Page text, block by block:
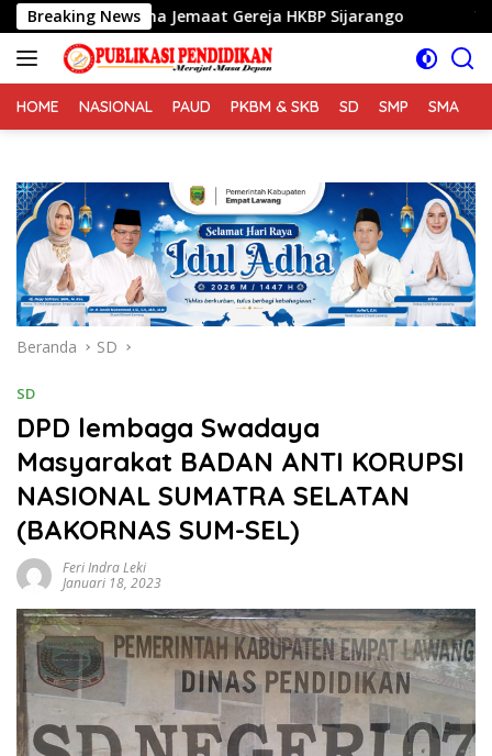
Langsung
ke
konten
Breaking News
Bersama Jemaat Gereja HKBP Sijarango TMMD Ke
HOME NASIONAL PAUD PKBM & SKB SD SMP SMA
Beranda SD
SD
DPD lembaga Swadaya
Masyarakat BADAN ANTI KORUPSI
NASIONAL SUMATRA SELATAN
(BAKORNAS SUM-SEL)
Feri Indra Leki
Januari 18, 2023